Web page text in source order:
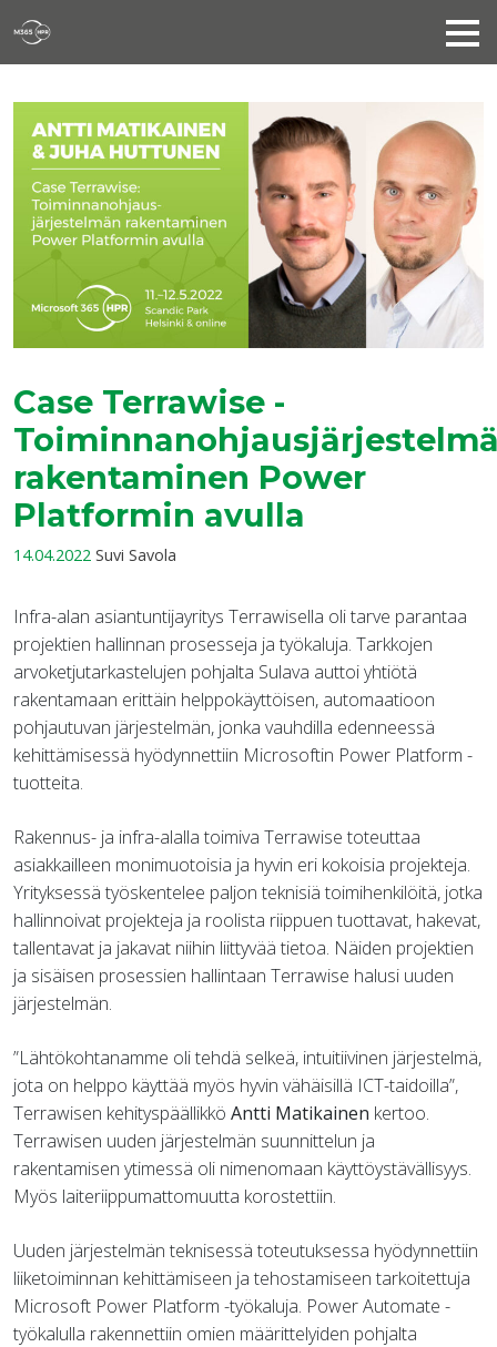
Case Terrawise -
rakentaminen Power
Platformin avulla
14.04.2022 Suvi Savola
Infra-alan asiantuntijayritys Terrawisella oli tarve parantaa
projektien hallinnan prosesseja ja työkaluja. Tarkkojen
arvoketjutarkastelujen pohjalta Sulava auttoi yhtiötä
rakentamaan erittäin helppokäyttöisen, automaatioon
pohjautuvan järjestelmän, jonka vauhdilla edenneessä
kehittämisessä hyödynnettiin Microsoftin Power Platform -
tuotteita.
Rakennus- ja infra-alalla toimiva Terrawise toteuttaa
asiakkailleen monimuotoisia ja hyvin eri kokoisia projekteja.
Yrityksessä työskentelee paljon teknisiä toimihenkilöitä, jotka
hallinnoivat projekteja ja roolista riippuen tuottavat, hakevat,
tallentavat ja jakavat niihin liittyvää tietoa. Näiden projektien
ja sisäisen prosessien hallintaan Terrawise halusi uuden
järjestelmän.
”Lähtökohtanamme oli tehdä selkeä, intuitiivinen järjestelmä,
jota on helppo käyttää myös hyvin vähäisillä ICT-taidoilla”,
Terrawisen kehityspäällikkö Antti Matikainen kertoo.
Terrawisen uuden järjestelmän suunnittelun ja
rakentamisen ytimessä oli nimenomaan käyttöystävällisyys.
Myös laiteriippumattomuutta korostettiin.
Uuden järjestelmän teknisessä toteutuksessa hyödynnettiin
liiketoiminnan kehittämiseen ja tehostamiseen tarkoitettuja
Microsoft Power Platform -työkaluja. Power Automate -
työkalulla rakennettiin omien määrittelyiden pohjalta